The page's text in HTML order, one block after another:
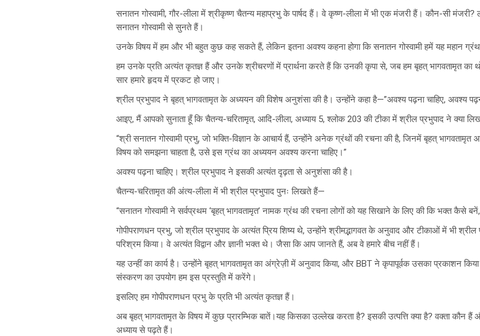
सनातन गोस्वामी, गौर-लीला में श्रीकृष्ण चैतन्य महाप्रभु के पार्षद हैं। वे कृष्ण-लीला में भी एक मंजरी हैं। कौन-सी
सनातन गोस्वामी से सुनते हैं।
उनके विषय में हम और भी बहुत कुछ कह सकते हैं, लेकिन इतना अवश्य कहना होगा कि सनातन गोस्वामी हमें यह महान
हम उनके प्रति अत्यंत कृतज्ञ हैं और उनके श्रीचरणों में प्रार्थना करते हैं कि उनकी कृपा से, जब हम बृहत् भागवतामृत का
सार हमारे हृदय में प्रकट हो जाए।
श्रील प्रभुपाद ने बृहत् भागवतामृत के अध्ययन की विशेष अनुशंसा की है। उन्होंने कहा है—”अवश्य पढ़ना चाहिए, अवश्य
आइए, मैं आपको सुनाता हूँ कि चैतन्य-चरितामृत, आदि-लीला, अध्याय 5, श्लोक 203 की टीका में श्रील प्रभुपाद ने क्या
“श्री सनातन गोस्वामी प्रभु, जो भक्ति-विज्ञान के आचार्य हैं, उन्होंने अनेक ग्रंथों की रचना की है, जिनमें बृहत्
विषय को समझना चाहता है, उसे इस ग्रंथ का अध्ययन अवश्य करना चाहिए।”
अवश्य पढ़ना चाहिए। श्रील प्रभुपाद ने इसकी अत्यंत दृढ़ता से अनुशंसा की है।
चैतन्य-चरितामृत की अंत्य-लीला में भी श्रील प्रभुपाद पुनः लिखते हैं—
“सनातन गोस्वामी ने सर्वप्रथम ‘बृहत् भागवतामृत’ नामक ग्रंथ की रचना लोगों को यह सिखाने के लिए की कि भक्त
गोपीपराणधन प्रभु, जो श्रील प्रभुपाद के अत्यंत प्रिय शिष्य थे, उन्होंने श्रीमद्भागवत के अनुवाद और टीकाओं में भी श्रील
परिश्रम किया। वे अत्यंत विद्वान और ज्ञानी भक्त थे। जैसा कि आप जानते हैं, अब वे हमारे बीच नहीं हैं।
यह उन्हीं का कार्य है। उन्होंने बृहत् भागवतामृत का अंग्रेज़ी में अनुवाद किया, और BBT ने कृपापूर्वक उसका प्रकाशन
संस्करण का उपयोग हम इस प्रस्तुति में करेंगे।
इसलिए हम गोपीपराणधन प्रभु के प्रति भी अत्यंत कृतज्ञ हैं।
अब बृहत् भागवतामृत के विषय में कुछ प्रारम्भिक बातें।यह किसका उल्लेख करता है? इसकी उत्पत्ति क्या है? वक्ता कौन
अध्याय से पढ़ते हैं।